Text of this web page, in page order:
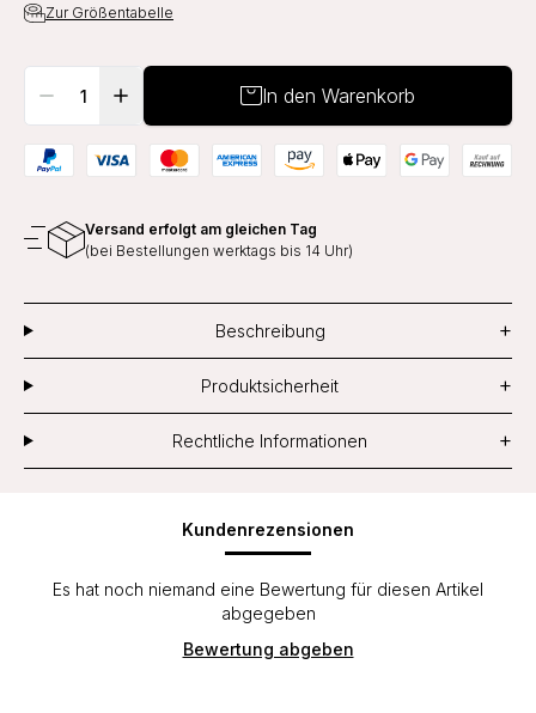
Zur Größentabelle
In den Warenkorb
Versand erfolgt am gleichen Tag
(bei Bestellungen werktags bis 14 Uhr)
Beschreibung +
Produktsicherheit +
Rechtliche Informationen +
Kundenrezensionen
Es hat noch niemand eine Bewertung für diesen Artikel
abgegeben
Bewertung abgeben